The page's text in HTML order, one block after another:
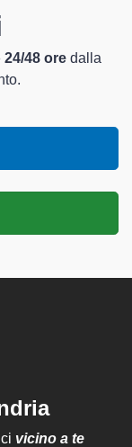
24/48 ore dalla
vicino a te